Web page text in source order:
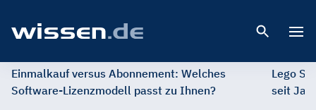
Einmalkauf versus Abonnement: Welches
Software-Lizenzmodell passt zu Ihnen?
Lego
seit